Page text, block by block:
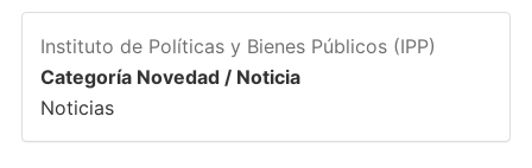
Instituto de Políticas y Bienes Públicos (IPP)
Categoría Novedad / Noticia
Noticias